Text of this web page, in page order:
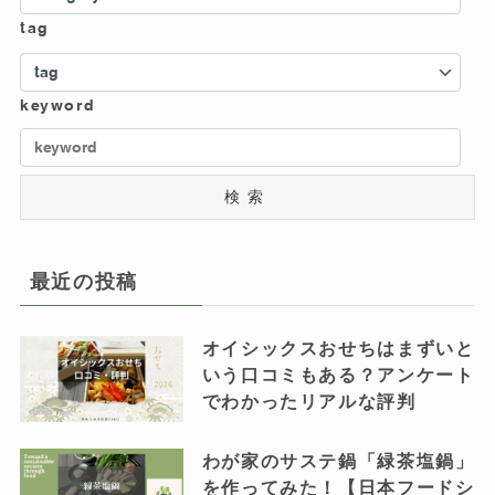
tag
keyword
検索
最近の投稿
オイシックスおせちはまずいと
いう口コミもある？アンケート
でわかったリアルな評判
わが家のサステ鍋「緑茶塩鍋」
を作ってみた！【日本フードシ